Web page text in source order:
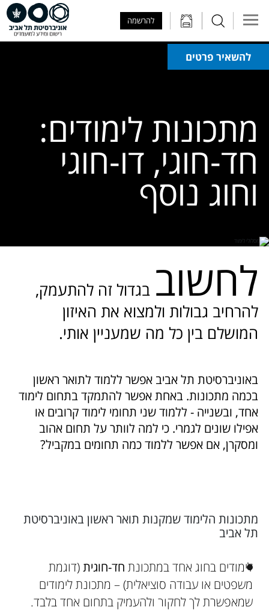
להרשמה
להשאיר פרטים
מתכונות לימודים:
חד-חוגי, דו-חוגי
וחוג נוסף
לחשוב בגדול זה להתעמק,
להרחיב גבולות ולמצוא את האיזון
המושלם בין כל מה שמעניין אותי.
באוניברסיטת תל אביב אפשר ללמוד לתואר ראשון
בכמה מתכונות. באחת אפשר להתמקד בתחום לימוד
אחד, ובשנייה - ללמוד שני תחומי לימוד קרובים או
אפילו שונים לגמרי. כי למה לוותר על תחום אהוב
ומסקרן, אם אפשר ללמוד כמה תחומים במקביל?
מתכונות הלימוד שמקנות תואר ראשון באוניברסיטת
תל אביב
לימודים בחוג אחד במתכונת חד-חוגית(דוגמת
משפטים או עבודה סוציאלית) – מתכונת לימודים
שמאפשרת לך לחקור ולהעמיק בתחום אחד בלבד.